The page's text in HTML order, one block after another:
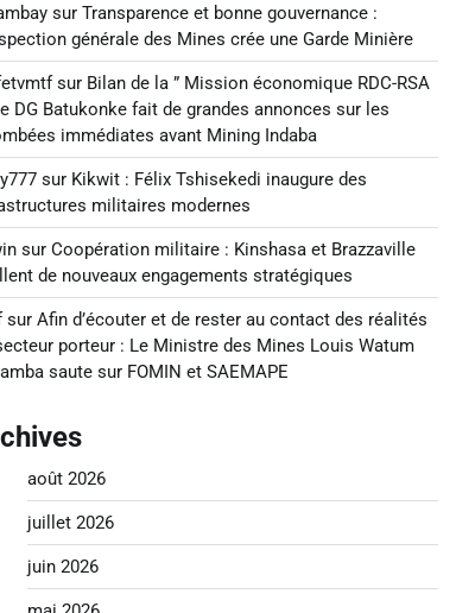
sur Transparence et bonne gouvernance :
générale des Mines crée une Garde Minière
sur Bilan de la ” Mission économique RDC-RSA
DG Batukonke fait de grandes annonces sur les
immédiates avant Mining Indaba
sur Kikwit : Félix Tshisekedi inaugure des
militaires modernes
sur Coopération militaire : Kinshasa et Brazzaville
de nouveaux engagements stratégiques
sur Afin d’écouter et de rester au contact des réalités
porteur : Le Ministre des Mines Louis Watum
saute sur FOMIN et SAEMAPE
août 2026
juillet 2026
juin 2026